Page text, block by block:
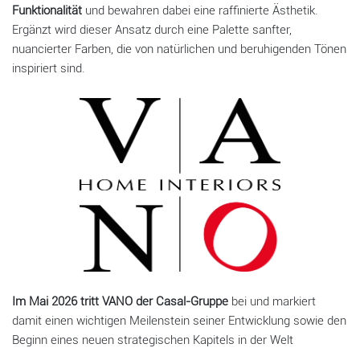
Funktionalität und bewahren dabei eine raffinierte Ästhetik.
Ergänzt wird dieser Ansatz durch eine Palette sanfter,
nuancierter Farben, die von natürlichen und beruhigenden Tönen
inspiriert sind.
Im Mai 2026 tritt VANO der Casal-Gruppe bei und markiert
damit einen wichtigen Meilenstein seiner Entwicklung sowie den
Beginn eines neuen strategischen Kapitels in der Welt